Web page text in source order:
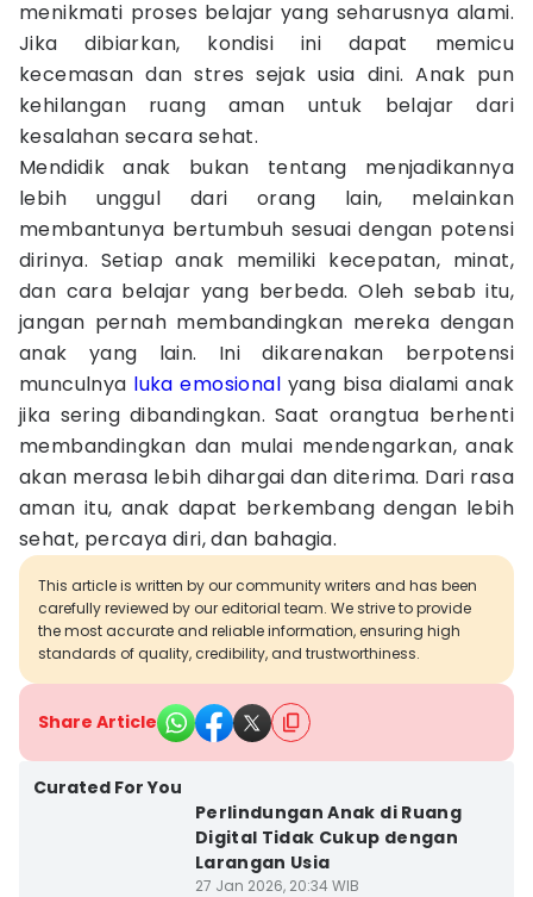
menikmati proses belajar yang seharusnya alami.
Jika dibiarkan, kondisi ini dapat memicu
kecemasan dan stres sejak usia dini. Anak pun
kehilangan ruang aman untuk belajar dari
kesalahan secara sehat.
Mendidik anak bukan tentang menjadikannya
lebih unggul dari orang lain, melainkan
membantunya bertumbuh sesuai dengan potensi
dirinya. Setiap anak memiliki kecepatan, minat,
dan cara belajar yang berbeda. Oleh sebab itu,
jangan pernah membandingkan mereka dengan
anak yang lain. Ini dikarenakan berpotensi
munculnya luka emosional yang bisa dialami anak
jika sering dibandingkan. Saat orangtua berhenti
membandingkan dan mulai mendengarkan, anak
akan merasa lebih dihargai dan diterima. Dari rasa
aman itu, anak dapat berkembang dengan lebih
sehat, percaya diri, dan bahagia.
This article is written by our community writers and has been
carefully reviewed by our editorial team. We strive to provide
the most accurate and reliable information, ensuring high
standards of quality, credibility, and trustworthiness.
Share Article
Curated For You
Perlindungan Anak di Ruang
Digital Tidak Cukup dengan
Larangan Usia
27 Jan 2026, 20:34 WIB